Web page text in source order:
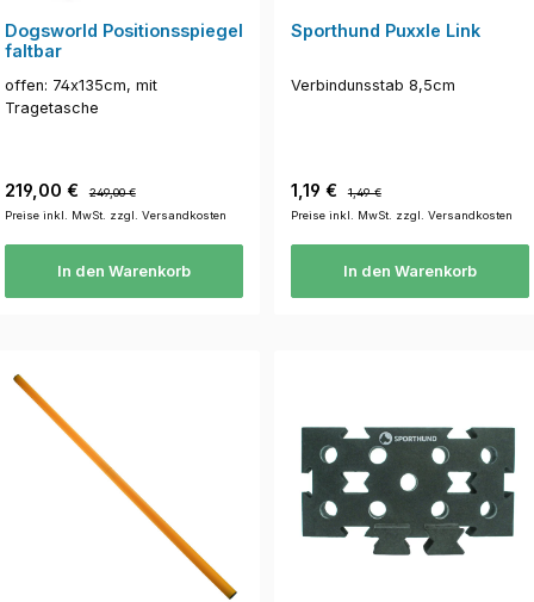
Dogsworld Positionsspiegel
faltbar
offen: 74x135cm, mit
Tragetasche
Verkaufspreis:
219,00 € Regulärer Preis:
249,00 €
Preise inkl. MwSt. zzgl. Versandkosten
In den Warenkorb
Sporthund Puxxle Link
Verbindunsstab 8,5cm
Verkaufspreis:
1,19 € Regulärer Preis:
1,49 €
Preise inkl. MwSt. zzgl. Versandkosten
In den Warenkorb